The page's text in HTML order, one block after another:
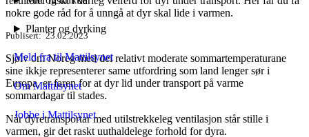
Planter og dyrking
Meld fra til Mattilsynet
Om Mattilsynet
Jobbe i Mattilsynet
nokre gode råd for å unngå at dyr skal lide i varmen.
Publisert 23.02.2023
Sjølv om Noreg med dei relativt moderate sommartemperaturane
sine ikkje representerer same utfordring som land lenger sør i
Europa, er faren for at dyr lid under transport på varme
sommardagar til stades.
Når dyretransportar med utilstrekkeleg ventilasjon står stille i
varmen, gir det raskt uuthaldelege forhold for dyra.